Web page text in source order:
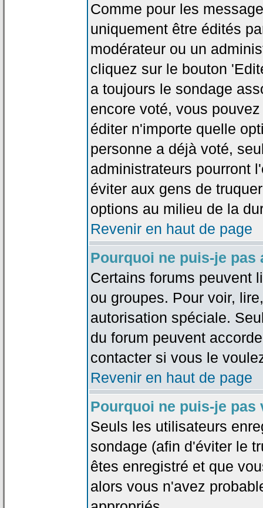
Comme pour les
uniquement être édités
modérateur ou un
cliquez sur le bouton
a toujours le sondage
encore voté, vous
éditer n'importe quelle
personne a déjà voté,
administrateurs pourront
éviter aux gens de
options au milieu de la
Revenir en haut de page
Pourquoi ne puis-je pas
Certains forums peuvent
ou groupes. Pour voir,
autorisation spéciale.
du forum peuvent
contacter si vous le
Revenir en haut de page
Pourquoi ne puis-je pas
Seuls les utilisateurs
sondage (afin d'éviter le
êtes enregistré et que
alors vous n'avez